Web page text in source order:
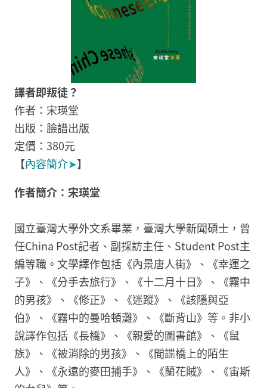
譯者即叛徒？
作者：宋瑛堂
出版：臉譜出版
定價：380元
【內容簡介➤】
作者簡介：宋瑛堂
國立臺灣大學外文系畢業，臺灣大學新聞碩士，曾
任China Post記者、副採訪主任、Student Post主
編等職。文學譯作包括《內景唐人街》、《幸運之
子》、《分手去旅行》、《十二月十日》、《霧中
的男孩》、《修正》、《迷蹤》、《該隱與亞
伯》、《霧中的曼哈頓灘》、《斷背山》等。非小
說譯作包括《長橋》、《親愛的圖書館》、《鼠
族》、《被消除的男孩》、《間諜橋上的陌生
人》、《永遠的麥田捕手》、《蘭花賊》、《宙斯